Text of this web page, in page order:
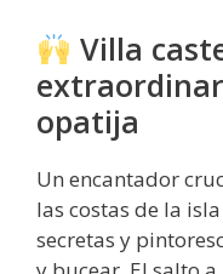
Villa
opatija
Un encantador
las costas de la
secretas y